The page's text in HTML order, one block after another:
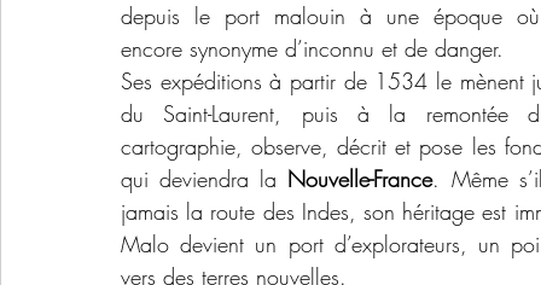
depuis le port malouin à une époque où
encore synonyme d’inconnu et de danger.
Ses expéditions à partir de 1534 le mènent
du Saint-Laurent, puis à la remontée
cartographie, observe, décrit et pose les
qui deviendra la Nouvelle-France. Même
jamais la route des Indes, son héritage est
Malo devient un port d’explorateurs, un
vers des terres nouvelles.